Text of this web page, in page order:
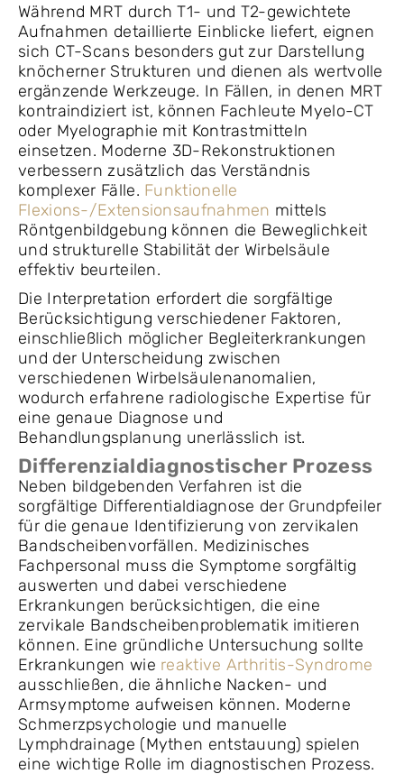
Während MRT durch T1- und T2-gewichtete
Aufnahmen detaillierte Einblicke liefert, eignen
sich CT-Scans besonders gut zur Darstellung
knöcherner Strukturen und dienen als wertvolle
ergänzende Werkzeuge. In Fällen, in denen MRT
kontraindiziert ist, können Fachleute Myelo-CT
oder Myelographie mit Kontrastmitteln
einsetzen. Moderne 3D-Rekonstruktionen
verbessern zusätzlich das Verständnis
komplexer Fälle. Funktionelle
Flexions-/Extensionsaufnahmen mittels
Röntgenbildgebung können die Beweglichkeit
und strukturelle Stabilität der Wirbelsäule
effektiv beurteilen.
Die Interpretation erfordert die sorgfältige
Berücksichtigung verschiedener Faktoren,
einschließlich möglicher Begleiterkrankungen
und der Unterscheidung zwischen
verschiedenen Wirbelsäulenanomalien,
wodurch erfahrene radiologische Expertise für
eine genaue Diagnose und
Behandlungsplanung unerlässlich ist.
Differenzialdiagnostischer Prozess
Neben bildgebenden Verfahren ist die
sorgfältige Differentialdiagnose der Grundpfeiler
für die genaue Identifizierung von zervikalen
Bandscheibenvorfällen. Medizinisches
Fachpersonal muss die Symptome sorgfältig
auswerten und dabei verschiedene
Erkrankungen berücksichtigen, die eine
zervikale Bandscheibenproblematik imitieren
können. Eine gründliche Untersuchung sollte
Erkrankungen wie reaktive Arthritis-Syndrome
ausschließen, die ähnliche Nacken- und
Armsymptome aufweisen können. Moderne
Schmerzpsychologie und manuelle
Lymphdrainage (Mythen entstauung) spielen
eine wichtige Rolle im diagnostischen Prozess.